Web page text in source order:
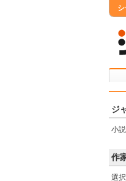
ジ
小
作
選